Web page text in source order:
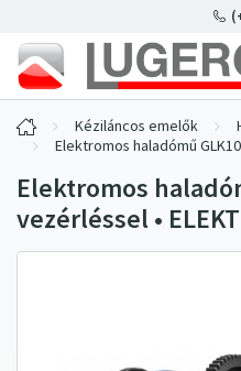
Kéziláncos emelők
Elektromos haladómű
Elektromos
vezérléssel •